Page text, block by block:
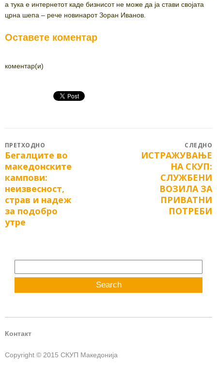
а тука е интернетот каде бизнисот не може да ја стави својата
црна шепа – рече новинарот Зоран Иванов.
Оставете коментар
коментар(и)
Post
navigation
ПРЕТХОДНО
Previous
post:
Бегалците во
македонските
кампови:
неизвесност,
страв и надеж
за подобро
утре
СЛЕДНО
Next
ИСТРАЖУВАЊЕ
НА СКУП:
СЛУЖБЕНИ
ВОЗИЛА ЗА
ПРИВАТНИ
ПОТРЕБИ
for:
Контакт
Copyright © 2015 СКУП Македонија